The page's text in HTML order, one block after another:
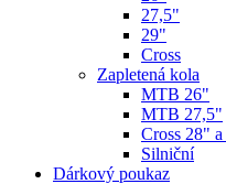
27,5"
29"
Cross
Zapletená kola
MTB 26"
MTB 27,5"
Cross 28"
Silniční
Dárkový poukaz